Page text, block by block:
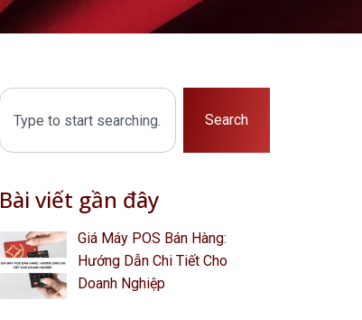
Search
Bài viết gần đây
Giá Máy POS Bán Hàng:
Hướng Dẫn Chi Tiết Cho
Doanh Nghiệp